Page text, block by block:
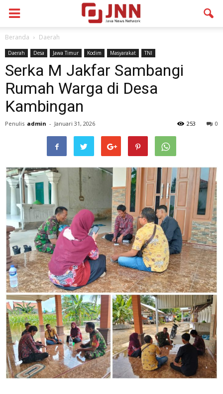
Beranda Daerah
Daerah Desa Jawa Timur Kodim Masyarakat TNI
Serka M Jakfar Sambangi
Rumah Warga di Desa
Kambingan
Penulis admin - Januari 31, 2026 0
253